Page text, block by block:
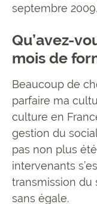
septembre
Qu’avez-
mois de
Beaucoup de
parfaire ma
culture en
gestion du
pas non plus
intervenants
transmission du
sans égale.